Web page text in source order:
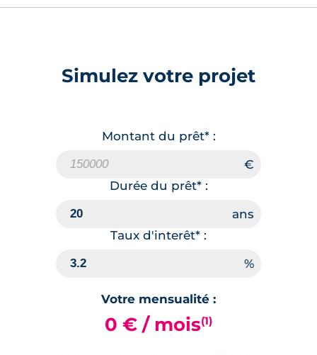
Simulez votre projet
Montant du prêt* :
Durée du prêt* :
Taux d'interêt* :
Votre mensualité :
0 € / mois(1)